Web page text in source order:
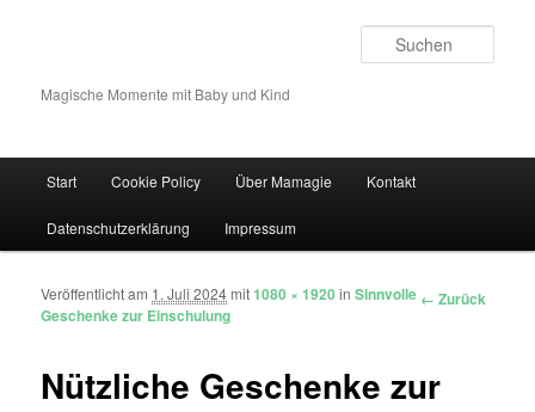
Magische Momente mit Baby und Kind
Zum Inhalt wechseln
Zum sekundären Inhalt wechseln
Start Cookie Policy Über Mamagie Kontakt
Datenschutzerklärung Impressum
Bilder-Navigation ← Zurück
Nützliche Geschenke zur
Veröffentlicht am 1. Juli 2024mit1080 × 1920inSinnvolle
Geschenke zur Einschulung